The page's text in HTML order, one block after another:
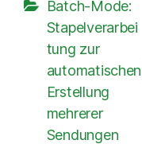
Batch-Mode:
Stapelverarbei
tung zur
automatischen
Erstellung
mehrerer
Sendungen